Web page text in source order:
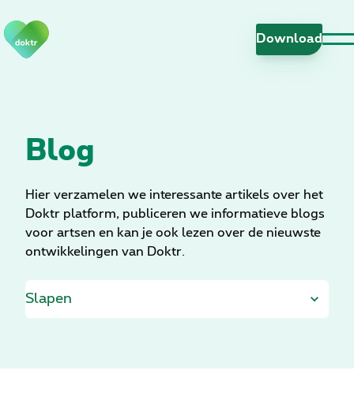
N
a
Blog
Hier verzamelen we interessante artikels over het
Doktr platform, publiceren we informatieve blogs
voor artsen en kan je ook lezen over de nieuwste
ontwikkelingen van Doktr.